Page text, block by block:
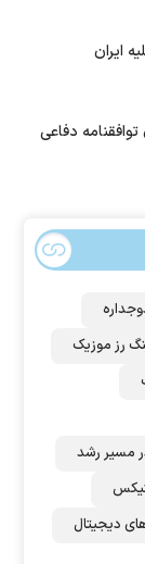
ایران
دفاعی
رز‌ موزیک
مسیر رشد
دیجیتال